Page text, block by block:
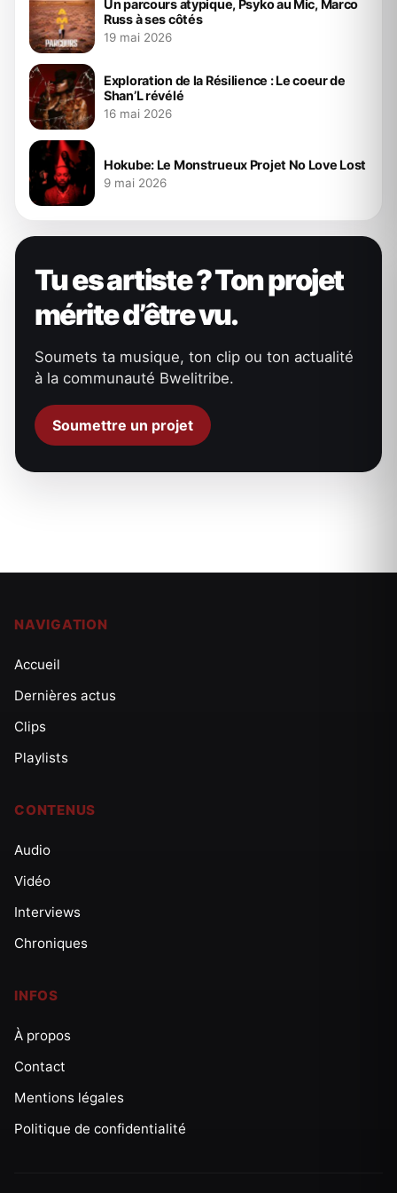
Un parcours atypique, Psyko au Mic, Marco
Russ à ses côtés
19 mai 2026
Exploration de la Résilience : Le coeur de
Shan’L révélé
16 mai 2026
Hokube: Le Monstrueux Projet No Love Lost
9 mai 2026
Tu es artiste ? Ton projet
mérite d’être vu.
Soumets ta musique, ton clip ou ton actualité
à la communauté Bwelitribe.
Soumettre un projet
NAVIGATION
Accueil
Dernières actus
Clips
Playlists
CONTENUS
Audio
Vidéo
Interviews
Chroniques
INFOS
À propos
Contact
Mentions légales
Politique de confidentialité